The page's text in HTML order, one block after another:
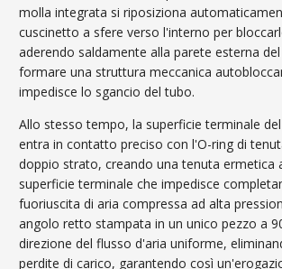
molla integrata si riposiziona
cuscinetto a sfere verso l'interno per
aderendo saldamente alla parete esterna
formare una struttura meccanica
impedisce lo sgancio del tubo.
Allo stesso tempo, la superficie terminale
entra in contatto preciso con l'O-ring di
doppio strato, creando una tenuta ermetica
superficie terminale che impedisce
fuoriuscita di aria compressa ad alta
angolo retto stampata in un unico pezzo a
direzione del flusso d'aria uniforme,
perdite di carico, garantendo così